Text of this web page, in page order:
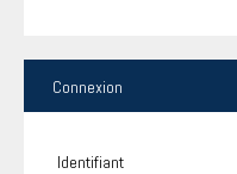
Connexion
Identifiant